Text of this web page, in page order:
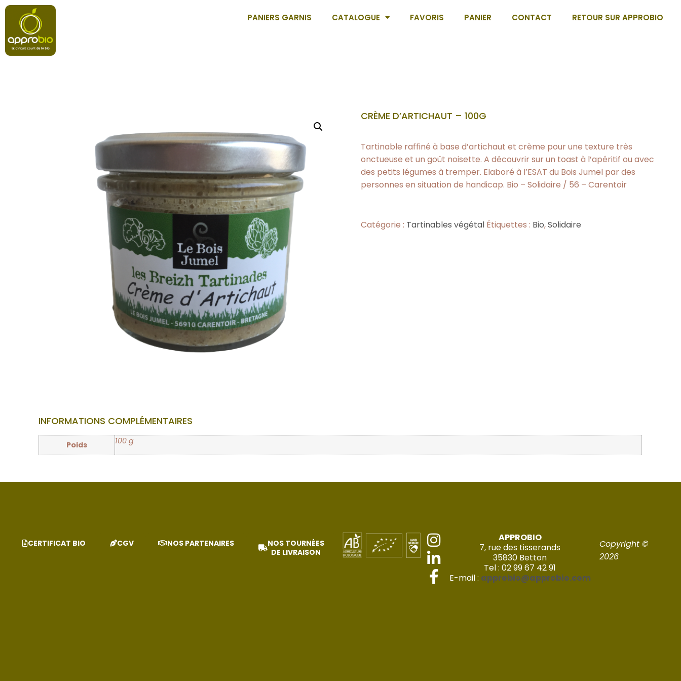
PANIERS GARNIS CATALOGUE FAVORIS PANIER CONTACT RETOUR SUR APPROBIO
CRÈME D’ARTICHAUT – 100G
Tartinable raffiné à base d’artichaut et crème pour une texture très
onctueuse et un goût noisette. A découvrir sur un toast à l’apéritif ou avec
des petits légumes à tremper. Elaboré à l’ESAT du Bois Jumel par des
personnes en situation de handicap. Bio – Solidaire / 56 – Carentoir
Catégorie : Tartinables végétal Étiquettes : Bio,Solidaire
INFORMATIONS COMPLÉMENTAIRES
Poids 100 g
CERTIFICAT BIO CGV NOS PARTENAIRES
NOS TOURNÉES
DE LIVRAISON
APPROBIO
7, rue des tisserands
35830 Betton
Tel : 02 99 67 42 91
E-mail : approbio@approbio.com
Copyright ©
2026